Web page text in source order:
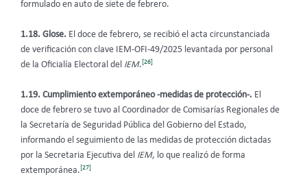
formulado en auto de siete de febrero.
1.18. Glose. El doce de febrero, se recibió el acta circunstanciada
de verificación con clave IEM-OFI-49/2025 levantada por personal
de la Oficialía Electoral del IEM.[26]
1.19. Cumplimiento extemporáneo -medidas de protección-. El
doce de febrero se tuvo al Coordinador de Comisarías Regionales de
la Secretaría de Seguridad Pública del Gobierno del Estado,
informando el seguimiento de las medidas de protección dictadas
por la Secretaria Ejecutiva del IEM, lo que realizó de forma
extemporánea.[27]